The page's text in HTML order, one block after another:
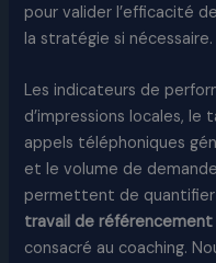
pour valider l’efficacité
la stratégie si nécessaire.
Les indicateurs de
d’impressions locales,
appels téléphoniques
et le volume de
permettent de
travail de référencement
consacré au coaching.